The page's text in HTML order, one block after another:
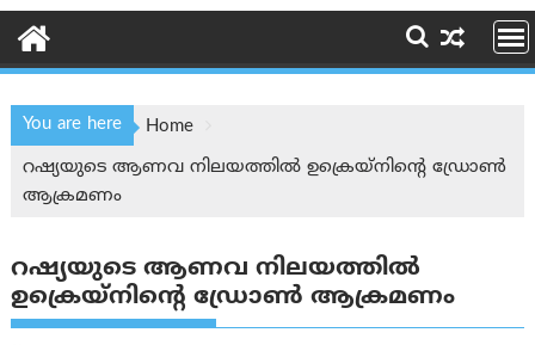
You are here
Home
റഷ്യയുടെ ആണവ നിലയത്തിൽ ഉക്രെയ്നിന്റെ ഡ്രോൺ
ആക്രമണം
റഷ്യയുടെ ആണവ നിലയത്തിൽ
ഉക്രെയ്നിന്റെ ഡ്രോൺ ആക്രമണം